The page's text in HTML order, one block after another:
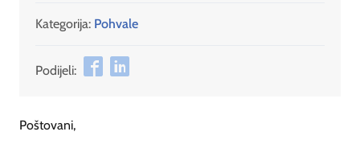
Kategorija: Pohvale
Podijeli:
Poštovani,